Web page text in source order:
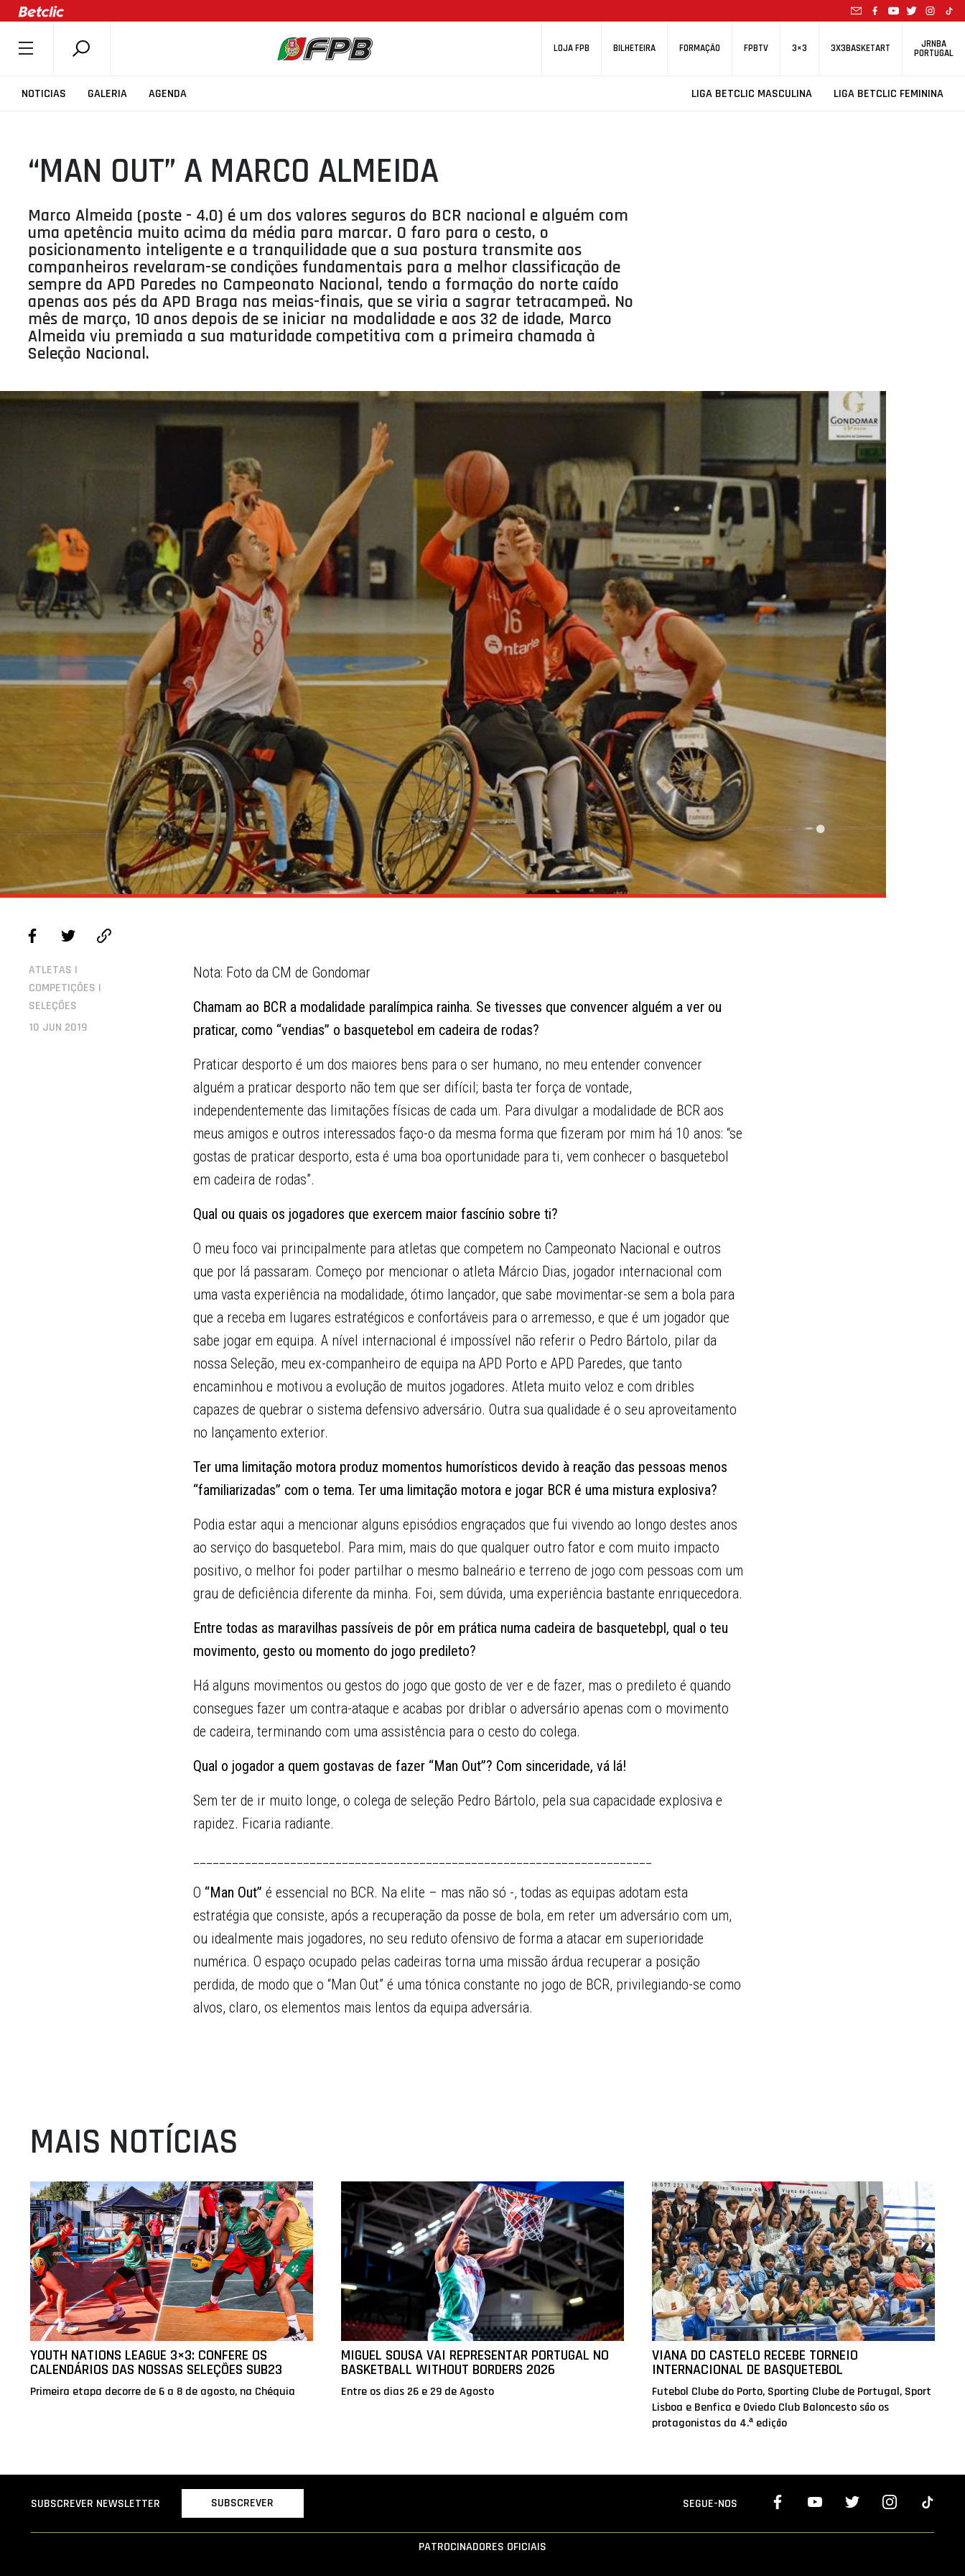
LOJA FPB BILHETEIRA FORMAÇÃO FPBTV 3×3 3X3BASKETART JRNBA
PORTUGAL
NOTICIAS GALERIA AGENDA LIGA BETCLIC MASCULINA LIGA BETCLIC FEMININA
SOBRE A FPB
COMPETIÇÕES
ASSOCIAÇÕES
CLUBES
AGENTES
AGENDA
SELEÇÕES
MINIBASQUETE
ÁREA TÉCNICA
PROJETOS
“MAN OUT” A MARCO ALMEIDA
Marco Almeida (poste - 4.0) é um dos valores seguros do BCR nacional e alguém com
uma apetência muito acima da média para marcar. O faro para o cesto, o
posicionamento inteligente e a tranquilidade que a sua postura transmite aos
companheiros revelaram-se condições fundamentais para a melhor classificação de
sempre da APD Paredes no Campeonato Nacional, tendo a formação do norte caído
apenas aos pés da APD Braga nas meias-finais, que se viria a sagrar tetracampeã. No
mês de março, 10 anos depois de se iniciar na modalidade e aos 32 de idade, Marco
Almeida viu premiada a sua maturidade competitiva com a primeira chamada à
Seleção Nacional.
ATLETAS |
COMPETIÇÕES |
SELEÇÕES
10 JUN 2019
Nota: Foto da CM de Gondomar
Chamam ao BCR a modalidade paralímpica rainha. Se tivesses que convencer alguém a ver ou
praticar, como “vendias” o basquetebol em cadeira de rodas?
Praticar desporto é um dos maiores bens para o ser humano, no meu entender convencer
alguém a praticar desporto não tem que ser difícil; basta ter força de vontade,
independentemente das limitações físicas de cada um. Para divulgar a modalidade de BCR aos
meus amigos e outros interessados faço-o da mesma forma que fizeram por mim há 10 anos: “se
gostas de praticar desporto, esta é uma boa oportunidade para ti, vem conhecer o basquetebol
em cadeira de rodas”.
Qual ou quais os jogadores que exercem maior fascínio sobre ti?
O meu foco vai principalmente para atletas que competem no Campeonato Nacional e outros
que por lá passaram. Começo por mencionar o atleta Márcio Dias, jogador internacional com
uma vasta experiência na modalidade, ótimo lançador, que sabe movimentar-se sem a bola para
que a receba em lugares estratégicos e confortáveis para o arremesso, e que é um jogador que
sabe jogar em equipa. A nível internacional é impossível não referir o Pedro Bártolo, pilar da
nossa Seleção, meu ex-companheiro de equipa na APD Porto e APD Paredes, que tanto
encaminhou e motivou a evolução de muitos jogadores. Atleta muito veloz e com dribles
capazes de quebrar o sistema defensivo adversário. Outra sua qualidade é o seu aproveitamento
no lançamento exterior.
Ter uma limitação motora produz momentos humorísticos devido à reação das pessoas menos
“familiarizadas” com o tema. Ter uma limitação motora e jogar BCR é uma mistura explosiva?
Podia estar aqui a mencionar alguns episódios engraçados que fui vivendo ao longo destes anos
ao serviço do basquetebol. Para mim, mais do que qualquer outro fator e com muito impacto
positivo, o melhor foi poder partilhar o mesmo balneário e terreno de jogo com pessoas com um
grau de deficiência diferente da minha. Foi, sem dúvida, uma experiência bastante enriquecedora.
Entre todas as maravilhas passíveis de pôr em prática numa cadeira de basquetebpl, qual o teu
movimento, gesto ou momento do jogo predileto?
Há alguns movimentos ou gestos do jogo que gosto de ver e de fazer, mas o predileto é quando
consegues fazer um contra-ataque e acabas por driblar o adversário apenas com o movimento
de cadeira, terminando com uma assistência para o cesto do colega.
Qual o jogador a quem gostavas de fazer “Man Out”? Com sinceridade, vá lá!
Sem ter de ir muito longe, o colega de seleção Pedro Bártolo, pela sua capacidade explosiva e
rapidez. Ficaria radiante.
O “Man Out” é essencial no BCR. Na elite – mas não só -, todas as equipas adotam esta
estratégia que consiste, após a recuperação da posse de bola, em reter um adversário com um,
ou idealmente mais jogadores, no seu reduto ofensivo de forma a atacar em superioridade
numérica. O espaço ocupado pelas cadeiras torna uma missão árdua recuperar a posição
perdida, de modo que o “Man Out” é uma tónica constante no jogo de BCR, privilegiando-se como
alvos, claro, os elementos mais lentos da equipa adversária.
MAIS NOTÍCIAS
YOUTH NATIONS LEAGUE 3×3: CONFERE OS
CALENDÁRIOS DAS NOSSAS SELEÇÕES SUB23
Primeira etapa decorre de 6 a 8 de agosto, na Chéquia
MIGUEL SOUSA VAI REPRESENTAR PORTUGAL NO
BASKETBALL WITHOUT BORDERS 2026
Entre os dias 26 e 29 de Agosto
VIANA DO CASTELO RECEBE TORNEIO
INTERNACIONAL DE BASQUETEBOL
Futebol Clube do Porto, Sporting Clube de Portugal, Sport
Lisboa e Benfica e Oviedo Club Baloncesto são os
protagonistas da 4.ª edição
SUBSCREVER NEWSLETTER SUBSCREVER SEGUE-NOS
PATROCINADORES OFICIAIS